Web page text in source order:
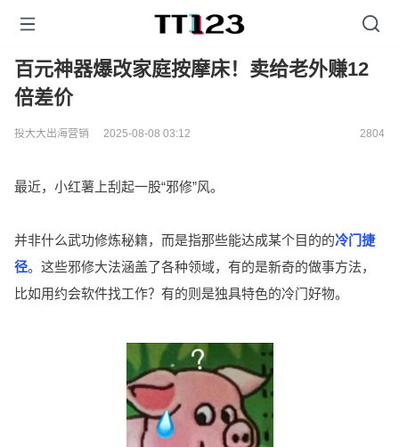
百元神器爆改家庭按摩床！卖给老外赚12
倍差价
投大大出海营销 2025-08-08 03:12 2804
最近，小红薯上刮起一股“邪修”风。
并非什么武功修炼秘籍，而是指那些能达成某个目的的冷门捷
径。这些邪修大法涵盖了各种领域，有的是新奇的做事方法，
比如用约会软件找工作？有的则是独具特色的冷门好物。